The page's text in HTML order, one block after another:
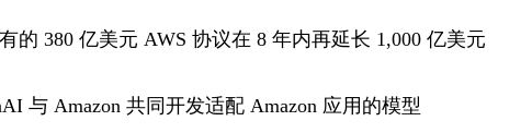
的 380 亿美元 AWS 协议在 8 年内再延长 1,000 亿美元
与 Amazon 共同开发适配 Amazon 应用的模型